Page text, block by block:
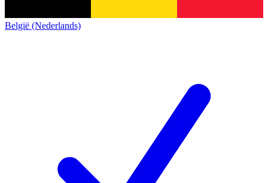
België (Nederlands)